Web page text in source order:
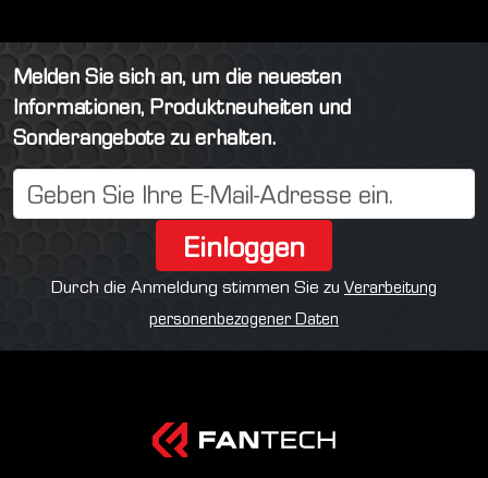
Melden Sie sich an, um die neuesten
Informationen, Produktneuheiten und
Sonderangebote zu erhalten.
Einloggen
Durch die Anmeldung stimmen Sie zu Verarbeitung
personenbezogener Daten